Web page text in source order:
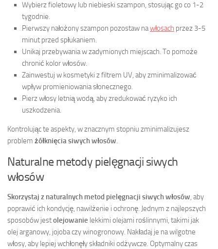
Wybierz fioletowy lub niebieski szampon, stosując go co 1-2
tygodnie.
Pierwszy nałożony szampon pozostaw nawłosach przez 3-5
minut przed spłukaniem.
Unikaj przebywania w zadymionych miejscach. To pomoże
chronić kolor włosów.
Zainwestuj w kosmetyki z filtrem UV, aby zminimalizować
wpływ promieniowania słonecznego.
Pierz włosy letnią wodą, aby zredukować ryzyko ich
uszkodzenia.
Kontrolując te aspekty, w znacznym stopniu zminimalizujesz
problem żółknięcia siwych włosów.
Naturalne metody pielęgnacji siwych
włosów
Skorzystaj z naturalnych metod pielęgnacji siwych włosów, aby
poprawić ich kondycję, nawilżenie i ochronę. Jednym z najlepszych
sposobów jestolejowanie lekkimi olejami roślinnymi, takimi jak
olej arganowy, jojoba czy winogronowy. Nakładaj je na wilgotne
włosy, aby lepiej wchłonęły składniki odżywcze. Optymalny czas